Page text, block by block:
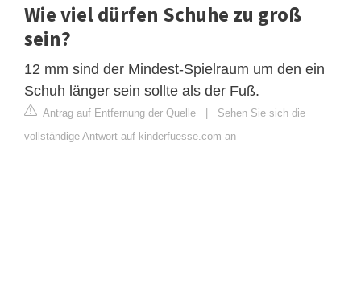
Wie viel dürfen Schuhe zu groß
sein?
12 mm sind der Mindest-Spielraum um den ein
Schuh länger sein sollte als der Fuß.
Antrag auf Entfernung der Quelle | Sehen Sie sich die
vollständige Antwort auf kinderfuesse.com an